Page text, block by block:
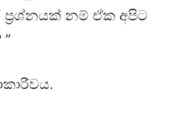
නම් ඒක අපිට